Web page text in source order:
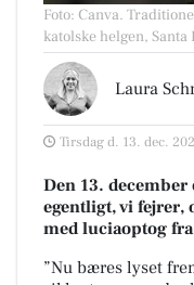
Foto: Canva.
katolske helgen, Santa
Laura
Tirsdag d. 13. dec.
Den 13.
egentligt, vi fejrer,
med luciaoptog
”Nu bæres lyset